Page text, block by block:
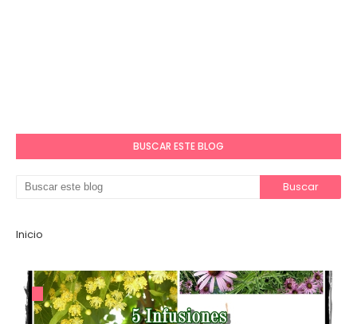
BUSCAR ESTE BLOG
Inicio